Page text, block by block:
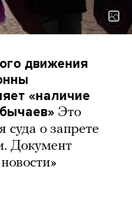
движения
«наличие
Это
суда о запрете
Документ